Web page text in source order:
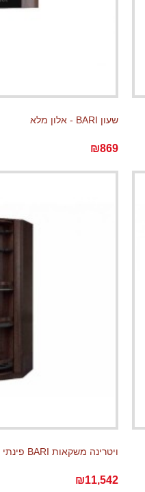
שעון BARI - אלון מלא
₪869
ויטרינה משקאות BARI פינתי מסתובב - אלון מלא
₪11,542